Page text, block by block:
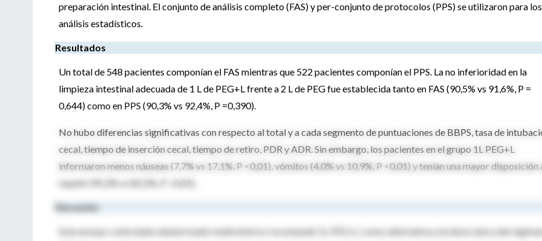
preparación intestinal. El conjunto de análisis completo (FAS) y per-conjunto de protocolos (PPS) se utilizaron para los
análisis estadísticos.
Resultados
Un total de 548 pacientes componían el FAS mientras que 522 pacientes componían el PPS. La no inferioridad en la
limpieza intestinal adecuada de 1 L de PEG+L frente a 2 L de PEG fue establecida tanto en FAS (90,5% vs 91,6%, P =
0,644) como en PPS (90,3% vs 92,4%, P =0,390).
No hubo diferencias significativas con respecto al total y a cada segmento de puntuaciones de BBPS, tasa de
cecal, tiempo de inserción cecal, tiempo de retiro, PDR y ADR. Sin embargo, los pacientes en el grupo 1L PEG+L
informaron menos náuseas (7,7% vs 17,1%, P <0,01), vómitos (4,0% vs 10,9%, P <0,01) y tenían una mayor disposición
repetir (95,2% vs 82,2%, P <0,01).
Discusión
Este ensayo controlado aleatorizado multicéntrico recomendó 1L PEG+L como alternativa a la dosis única del